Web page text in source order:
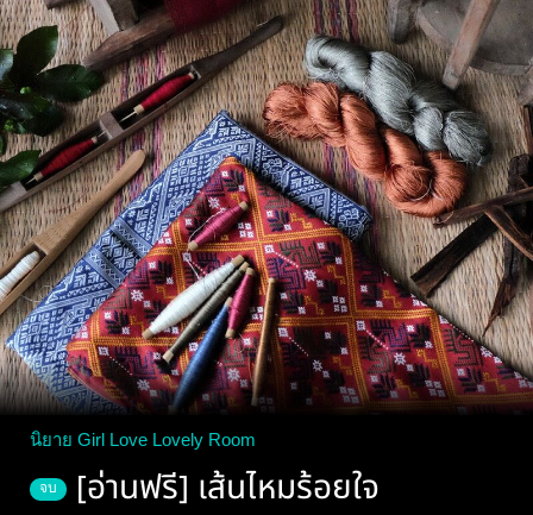
นิยาย Girl Love Lovely Room
จบ [อ่านฟรี] เส้นไหมร้อยใจ